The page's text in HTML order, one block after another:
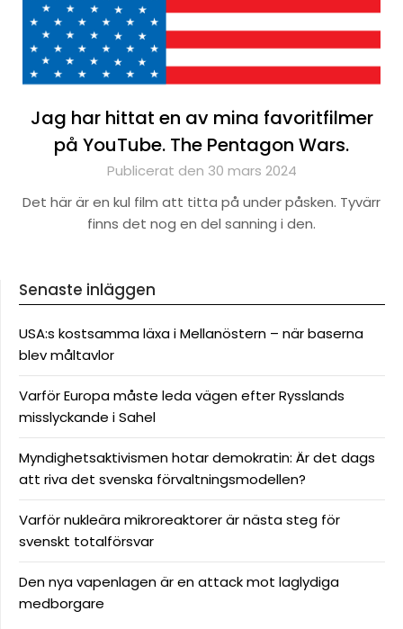
Jag har hittat en av mina favoritfilmer
på YouTube. The Pentagon Wars.
Publicerat den 30 mars 2024
Det här är en kul film att titta på under påsken. Tyvärr
finns det nog en del sanning i den.
Senaste inläggen
USA:s kostsamma läxa i Mellanöstern – när baserna
blev måltavlor
Varför Europa måste leda vägen efter Rysslands
misslyckande i Sahel
Myndighetsaktivismen hotar demokratin: Är det dags
att riva det svenska förvaltningsmodellen?
Varför nukleära mikroreaktorer är nästa steg för
svenskt totalförsvar
Den nya vapenlagen är en attack mot laglydiga
medborgare